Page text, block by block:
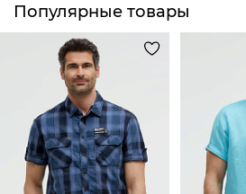
Популярные товары